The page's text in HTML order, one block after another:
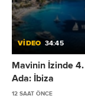
VİDEO 34:45
Mavinin İzinde
Ada: İbiza
12 SAAT ÖNCE